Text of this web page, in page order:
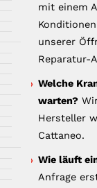
mit einem
unserer
Reparatur-
Welche
warten?
Hersteller
Cattaneo.
Wie läuft
Anfrage